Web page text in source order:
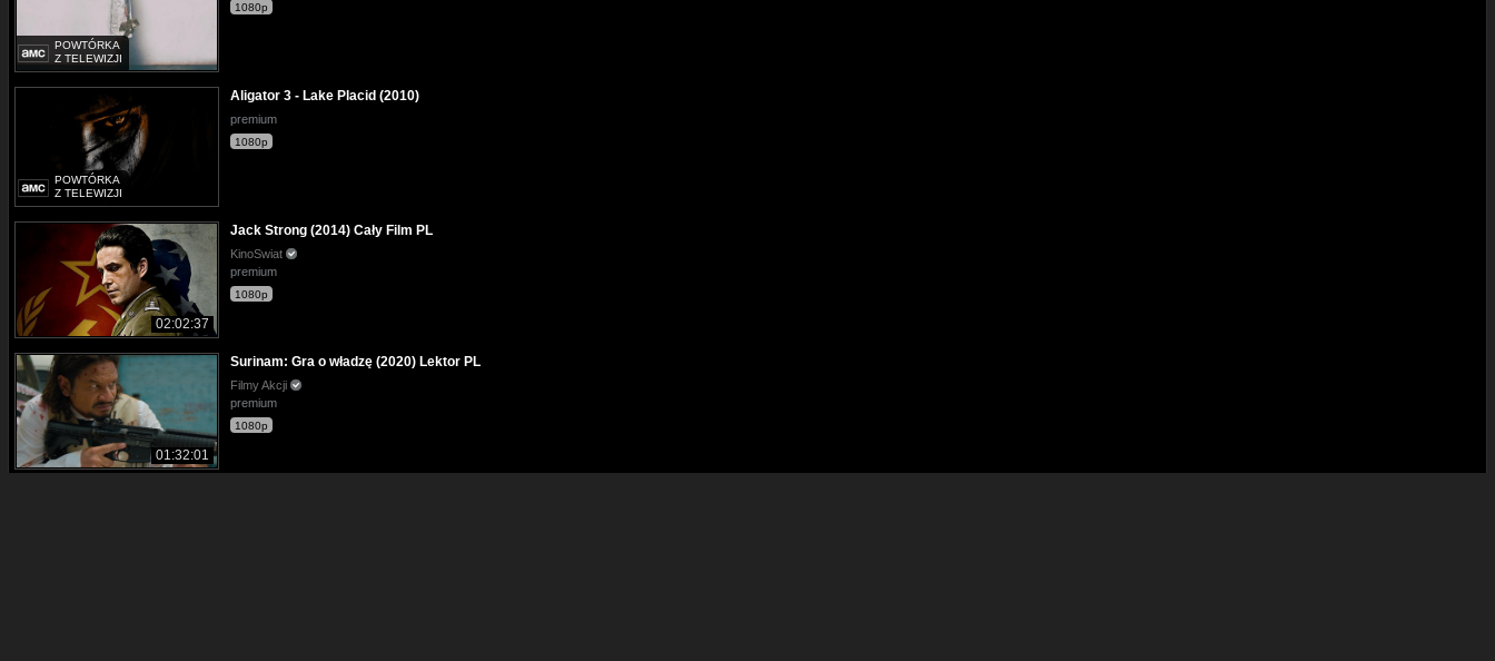
POWTÓRKA
Z TELEWIZJI
1080p
POWTÓRKA
Z TELEWIZJI
Aligator 3 - Lake Placid (2010)
premium
1080p
02:02:37
Jack Strong (2014) Cały Film PL
KinoSwiat
premium
1080p
01:32:01
Surinam: Gra o władzę (2020) Lektor PL
Filmy Akcji
premium
1080p